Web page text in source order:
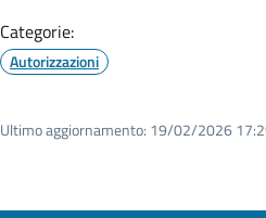
Categorie:
Autorizzazioni
Ultimo aggiornamento: 19/02/2026